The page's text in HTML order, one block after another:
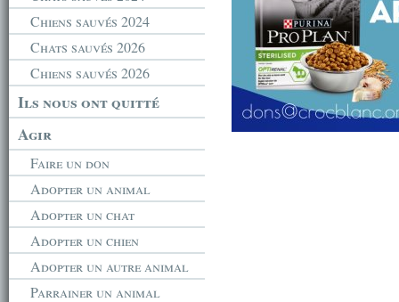
Chiens sauvés 2024
Chats sauvés 2026
Chiens sauvés 2026
Ils nous ont quitté
Agir
Faire un don
Adopter un animal
Adopter un chat
Adopter un chien
Adopter un autre animal
Parrainer un animal